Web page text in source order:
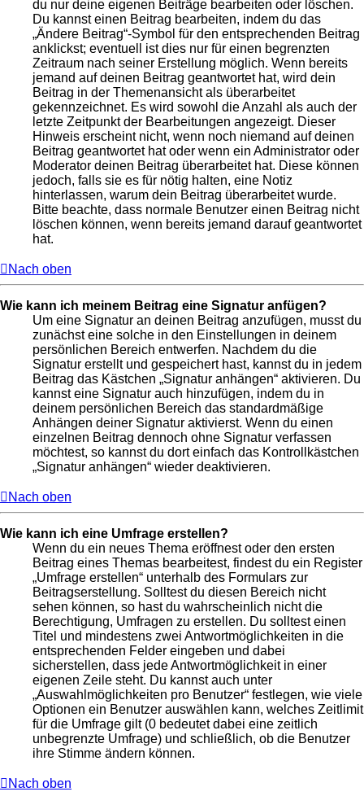
du nur deine eigenen Beiträge bearbeiten oder löschen.
Du kannst einen Beitrag bearbeiten, indem du das
„Ändere Beitrag“-Symbol für den entsprechenden Beitrag
anklickst; eventuell ist dies nur für einen begrenzten
Zeitraum nach seiner Erstellung möglich. Wenn bereits
jemand auf deinen Beitrag geantwortet hat, wird dein
Beitrag in der Themenansicht als überarbeitet
gekennzeichnet. Es wird sowohl die Anzahl als auch der
letzte Zeitpunkt der Bearbeitungen angezeigt. Dieser
Hinweis erscheint nicht, wenn noch niemand auf deinen
Beitrag geantwortet hat oder wenn ein Administrator oder
Moderator deinen Beitrag überarbeitet hat. Diese können
jedoch, falls sie es für nötig halten, eine Notiz
hinterlassen, warum dein Beitrag überarbeitet wurde.
Bitte beachte, dass normale Benutzer einen Beitrag nicht
löschen können, wenn bereits jemand darauf geantwortet
hat.
Nach oben
Wie kann ich meinem Beitrag eine Signatur anfügen?
Um eine Signatur an deinen Beitrag anzufügen, musst du
zunächst eine solche in den Einstellungen in deinem
persönlichen Bereich entwerfen. Nachdem du die
Signatur erstellt und gespeichert hast, kannst du in jedem
Beitrag das Kästchen „Signatur anhängen“ aktivieren. Du
kannst eine Signatur auch hinzufügen, indem du in
deinem persönlichen Bereich das standardmäßige
Anhängen deiner Signatur aktivierst. Wenn du einen
einzelnen Beitrag dennoch ohne Signatur verfassen
möchtest, so kannst du dort einfach das Kontrollkästchen
„Signatur anhängen“ wieder deaktivieren.
Nach oben
Wie kann ich eine Umfrage erstellen?
Wenn du ein neues Thema eröffnest oder den ersten
Beitrag eines Themas bearbeitest, findest du ein Register
„Umfrage erstellen“ unterhalb des Formulars zur
Beitragserstellung. Solltest du diesen Bereich nicht
sehen können, so hast du wahrscheinlich nicht die
Berechtigung, Umfragen zu erstellen. Du solltest einen
Titel und mindestens zwei Antwortmöglichkeiten in die
entsprechenden Felder eingeben und dabei
sicherstellen, dass jede Antwortmöglichkeit in einer
eigenen Zeile steht. Du kannst auch unter
„Auswahlmöglichkeiten pro Benutzer“ festlegen, wie viele
Optionen ein Benutzer auswählen kann, welches Zeitlimit
für die Umfrage gilt (0 bedeutet dabei eine zeitlich
unbegrenzte Umfrage) und schließlich, ob die Benutzer
ihre Stimme ändern können.
Nach oben